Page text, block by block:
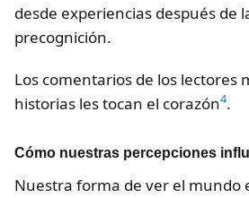
desde experiencias después de
precognición.
Los comentarios de los lectores
historias les tocan el corazón4.
Cómo nuestras percepciones
Nuestra forma de ver el mundo